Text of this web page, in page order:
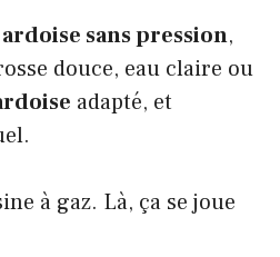
sans pression,
douce, eau claire ou
adapté, et
à gaz. Là, ça se joue